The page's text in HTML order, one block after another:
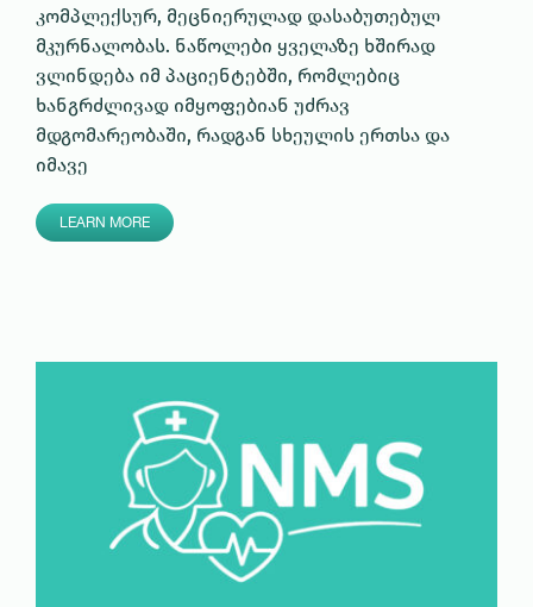
კომპლექსურ, მეცნიერულად დასაბუთებულ
მკურნალობას. ნაწოლები ყველაზე ხშირად
ვლინდება იმ პაციენტებში, რომლებიც
ხანგრძლივად იმყოფებიან უძრავ
მდგომარეობაში, რადგან სხეულის ერთსა და
იმავე
LEARN MORE